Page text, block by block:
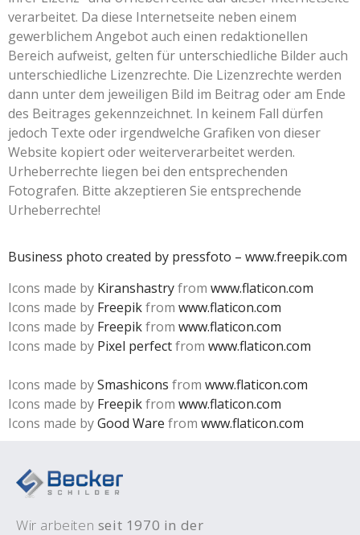
verarbeitet. Da diese Internetseite neben einem
gewerblichem Angebot auch einen redaktionellen
Bereich aufweist, gelten für unterschiedliche Bilder auch
unterschiedliche Lizenzrechte. Die Lizenzrechte werden
dann unter dem jeweiligen Bild im Beitrag oder am Ende
des Beitrages gekennzeichnet. In keinem Fall dürfen
jedoch Texte oder irgendwelche Grafiken von dieser
Website kopiert oder weiterverarbeitet werden.
Urheberrechte liegen bei den entsprechenden
Fotografen. Bitte akzeptieren Sie entsprechende
Urheberrechte!
Business photo created by pressfoto – www.freepik.com
Icons made by Kiranshastryfrom www.flaticon.com
Icons made by Freepikfrom www.flaticon.com
Icons made by Freepikfrom www.flaticon.com
Icons made by Pixel perfectfrom www.flaticon.com
Icons made bySmashicons from www.flaticon.com
Icons made by Freepikfrom www.flaticon.com
Icons made byGood Ware from www.flaticon.com
Wir arbeiten seit 1970 in der